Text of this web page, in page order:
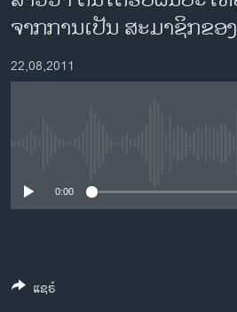
ຂ້າມ
ຫາ
ຊອກ
ອາເມຣິກາ
ການເລືອກຕັ້ງ ປະທານາທີບໍດີ ສະຫະລັດ
ຂ່າວ​ຈີນ
ຊີວິດຊາວລາວ
ທຸລະກິດ
ຈາກການເປັນ ສະມາຊິກຂອ
22,08,2011
0:00
ແຊຣ໌